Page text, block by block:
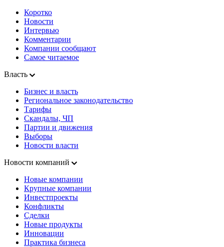
Коротко
Новости
Интервью
Комментарии
Компании сообщают
Самое читаемое
Власть
Бизнес и власть
Региональное законодательство
Тарифы
Скандалы, ЧП
Партии и движения
Выборы
Новости власти
Новости компаний
Новые компании
Крупные компании
Инвестпроекты
Конфликты
Сделки
Новые продукты
Инновации
Практика бизнеса